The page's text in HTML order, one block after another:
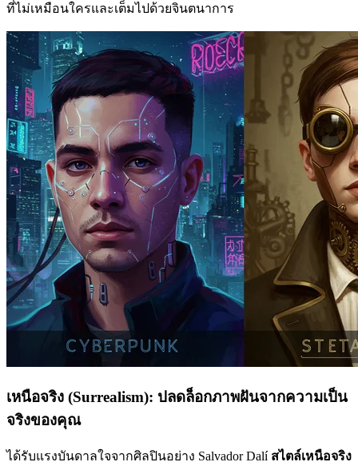
ที่ไม่เหมือนใครและเต็มไปด้วยจินตนาการ
เหนือจริง (Surrealism): ปลดล็อกภาพฝันจากความเป็น
จริงของคุณ
ได้รับแรงบันดาลใจจากศิลปินอย่าง Salvador Dalí สไตล์เหนือจริง